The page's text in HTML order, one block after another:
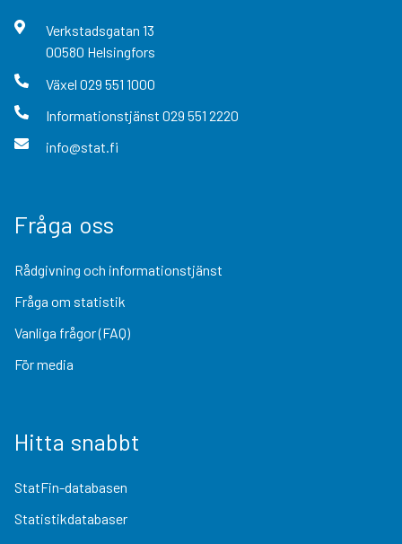
Verkstadsgatan 13
00580 Helsingfors
Växel 029 551 1000
Informationstjänst 029 551 2220
info@stat.fi
Fråga oss
Rådgivning och informationstjänst
Fråga om statistik
Vanliga frågor (FAQ)
För media
Hitta snabbt
StatFin-databasen
Statistikdatabaser